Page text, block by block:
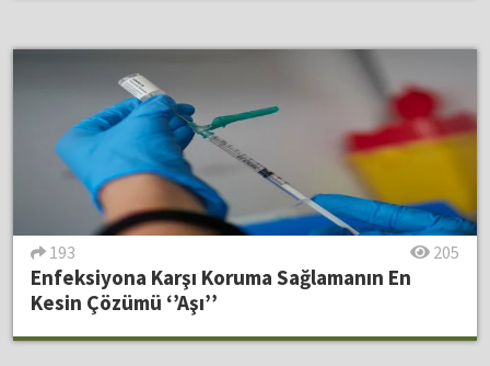
193 205
Enfeksiyona Karşı Koruma Sağlamanın En
Kesin Çözümü ‘’Aşı’’